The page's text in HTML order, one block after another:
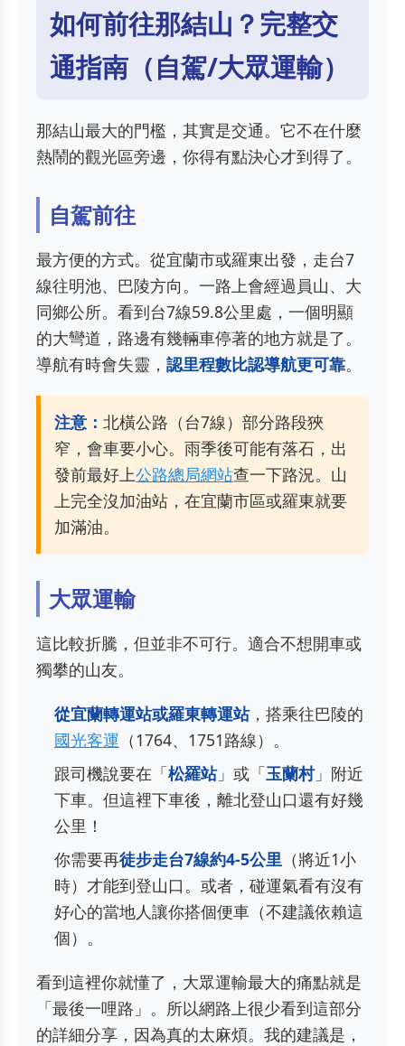
如何前往那結山？完整交
通指南（自駕/大眾運輸）
那結山最大的門檻，其實是交通。它不在什麼
熱鬧的觀光區旁邊，你得有點決心才到得了。
自駕前往
最方便的方式。從宜蘭市或羅東出發，走台7
線往明池、巴陵方向。一路上會經過員山、大
同鄉公所。看到台7線59.8公里處，一個明顯
的大彎道，路邊有幾輛車停著的地方就是了。
導航有時會失靈， 認里程數比認導航更可靠。
注意： 北橫公路（台7線）部分路段狹
窄，會車要小心。雨季後可能有落石，出
發前最好上公路總局網站查一下路況。山
上完全沒加油站，在宜蘭市區或羅東就要
加滿油。
大眾運輸
這比較折騰，但並非不可行。適合不想開車或
獨攀的山友。
從宜蘭轉運站或羅東轉運站，搭乘往巴陵的
國光客運 （1764、1751路線）。
跟司機說要在「松羅站」或「玉蘭村」附近
下車。但這裡下車後，離北登山口還有好幾
公里！
你需要再徒步走台7線約4-5公里 （將近1小
時）才能到登山口。或者，碰運氣看有沒有
好心的當地人讓你搭個便車（不建議依賴這
個）。
看到這裡你就懂了，大眾運輸最大的痛點就是
「最後一哩路」。所以網路上很少看到這部分
的詳細分享，因為真的太麻煩。我的建議是，